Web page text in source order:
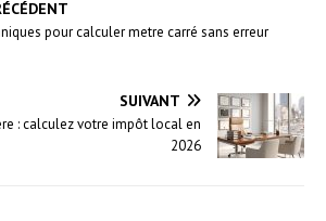
pour calculer metre carré sans erreur
SUIVANT
: calculez votre impôt local en
2026